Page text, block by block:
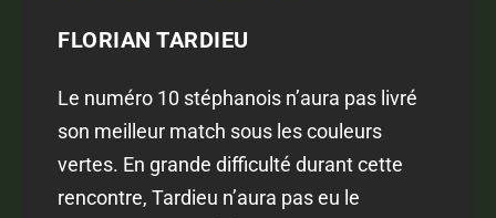
FLORIAN TARDIEU
Le numéro 10 stéphanois n’aura pas livré
son meilleur match sous les couleurs
vertes. En grande difficulté durant cette
rencontre, Tardieu n’aura pas eu le